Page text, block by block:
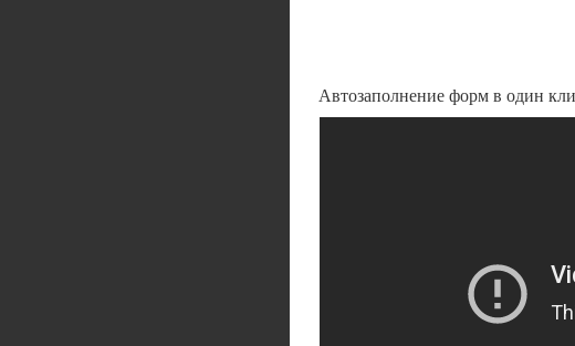
Автозаполнение форм в один